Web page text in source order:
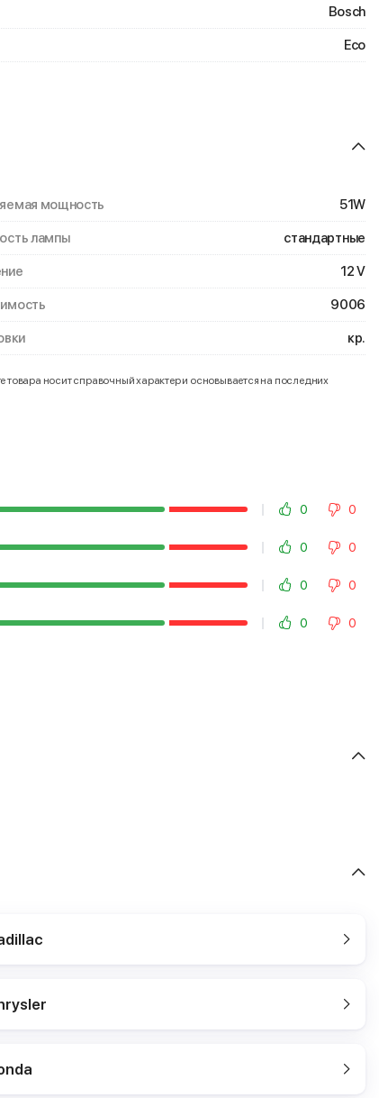
Bosch
Eco
мощность 51W
лампы стандартные
12 V
9006
кр.
товара носит справочный характер и основывается на последних
0 0
0 0
0 0
0 0